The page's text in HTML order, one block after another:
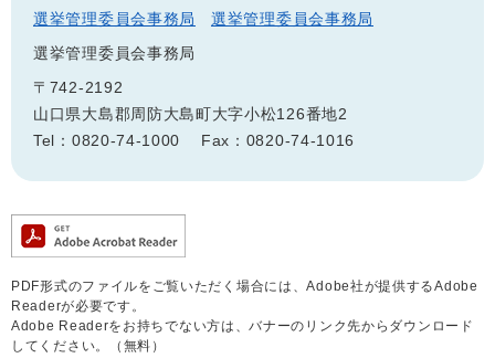
選挙管理委員会事務局
選挙管理委員会事務局
選挙管理委員会事務局
〒742-2192
山口県大島郡周防大島町大字小松126番地2
Tel：0820-74-1000
Fax：0820-74-1016
PDF形式のファイルをご覧いただく場合には、Adobe社が提供するAdobe
Readerが必要です。
Adobe Readerをお持ちでない方は、バナーのリンク先からダウンロード
してください。（無料）